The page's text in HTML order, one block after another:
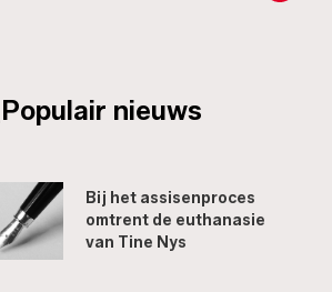
_Populair nieuws
Bij het assisenproces
omtrent de euthanasie
van Tine Nys